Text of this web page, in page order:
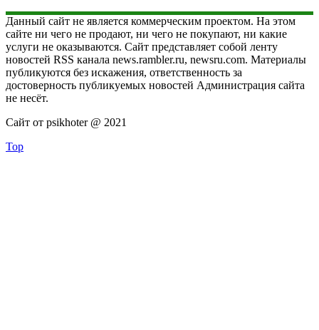
Данный сайт не является коммерческим проектом. На этом
сайте ни чего не продают, ни чего не покупают, ни какие
услуги не оказываются. Сайт представляет собой ленту
новостей RSS канала news.rambler.ru, newsru.com. Материалы
публикуются без искажения, ответственность за
достоверность публикуемых новостей Администрация сайта
не несёт.
Сайт от psikhoter @ 2021
Top